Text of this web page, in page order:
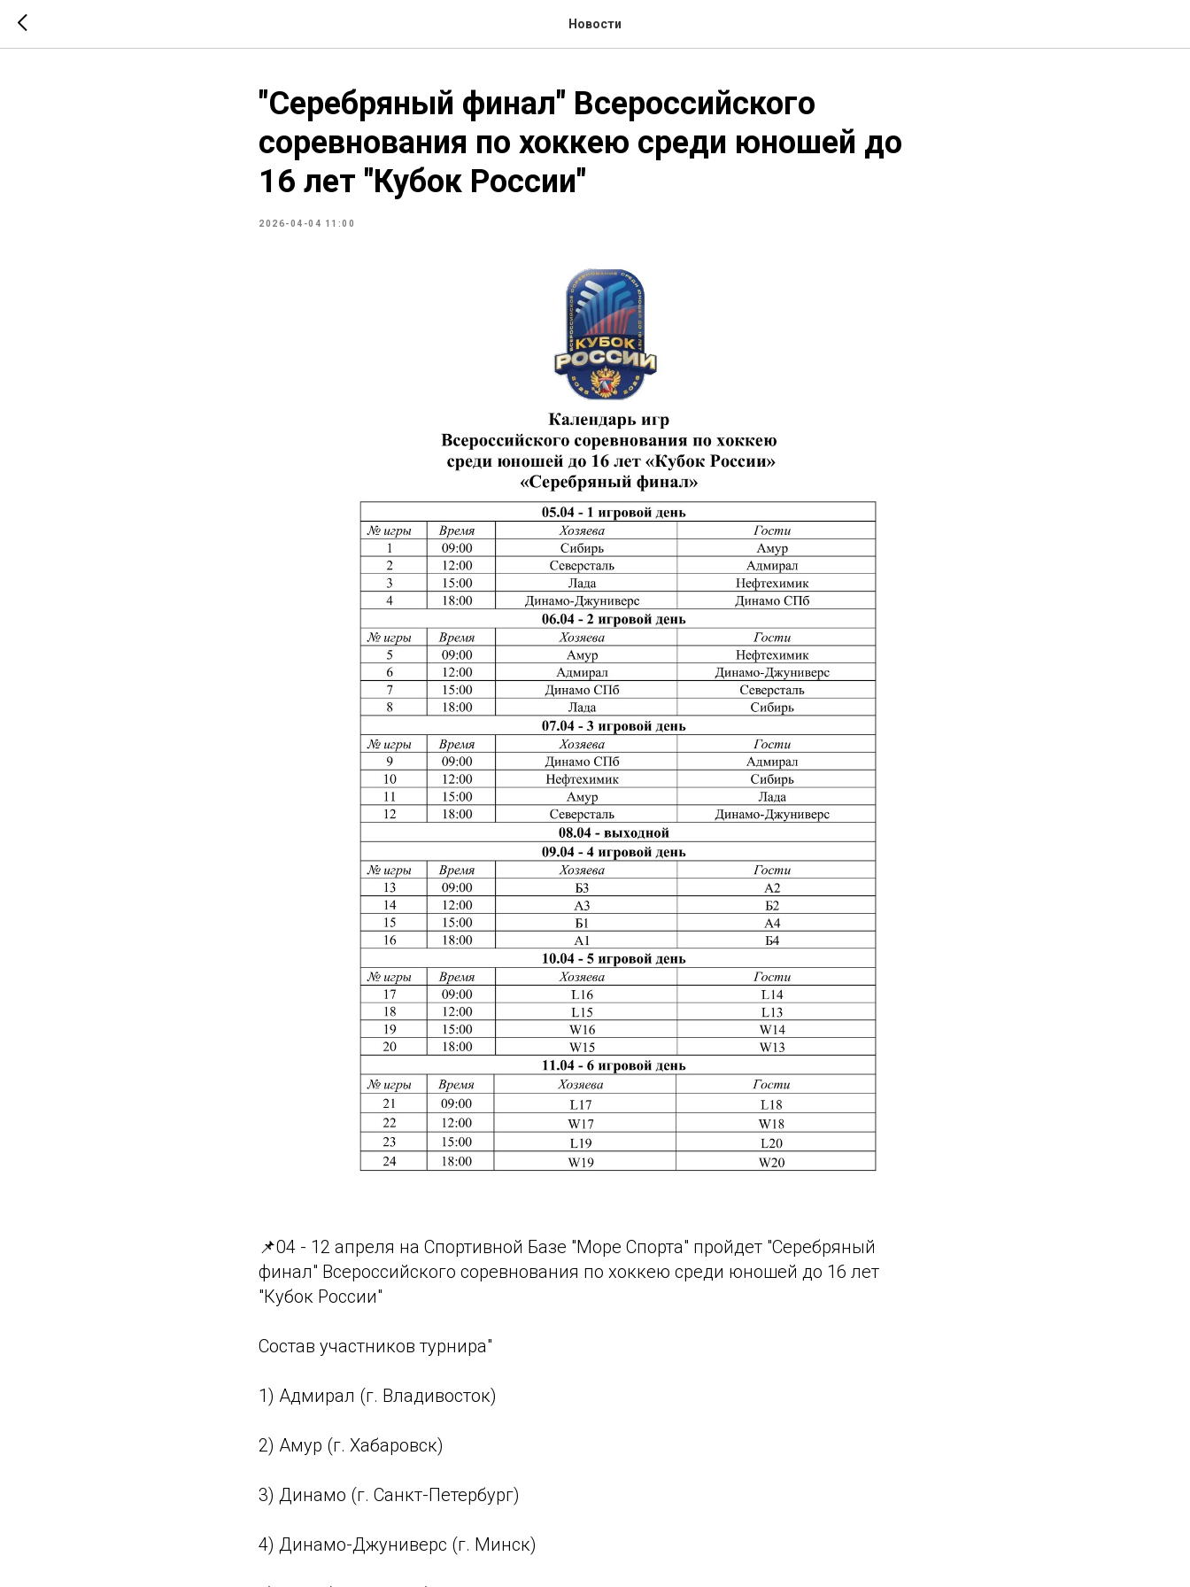
Новости
"Серебряный финал" Всероссийского
соревнования по хоккею среди юношей до
16 лет "Кубок России"
2026-04-04 11:00
📌04 - 12 апреля на Спортивной Базе "Море Спорта" пройдет "Серебряный
финал" Всероссийского соревнования по хоккею среди юношей до 16 лет
"Кубок России"
Состав участников турнира"
1) Адмирал (г. Владивосток)
2) Амур (г. Хабаровск)
3) Динамо (г. Санкт-Петербург)
4) Динамо-Джуниверс (г. Минск)